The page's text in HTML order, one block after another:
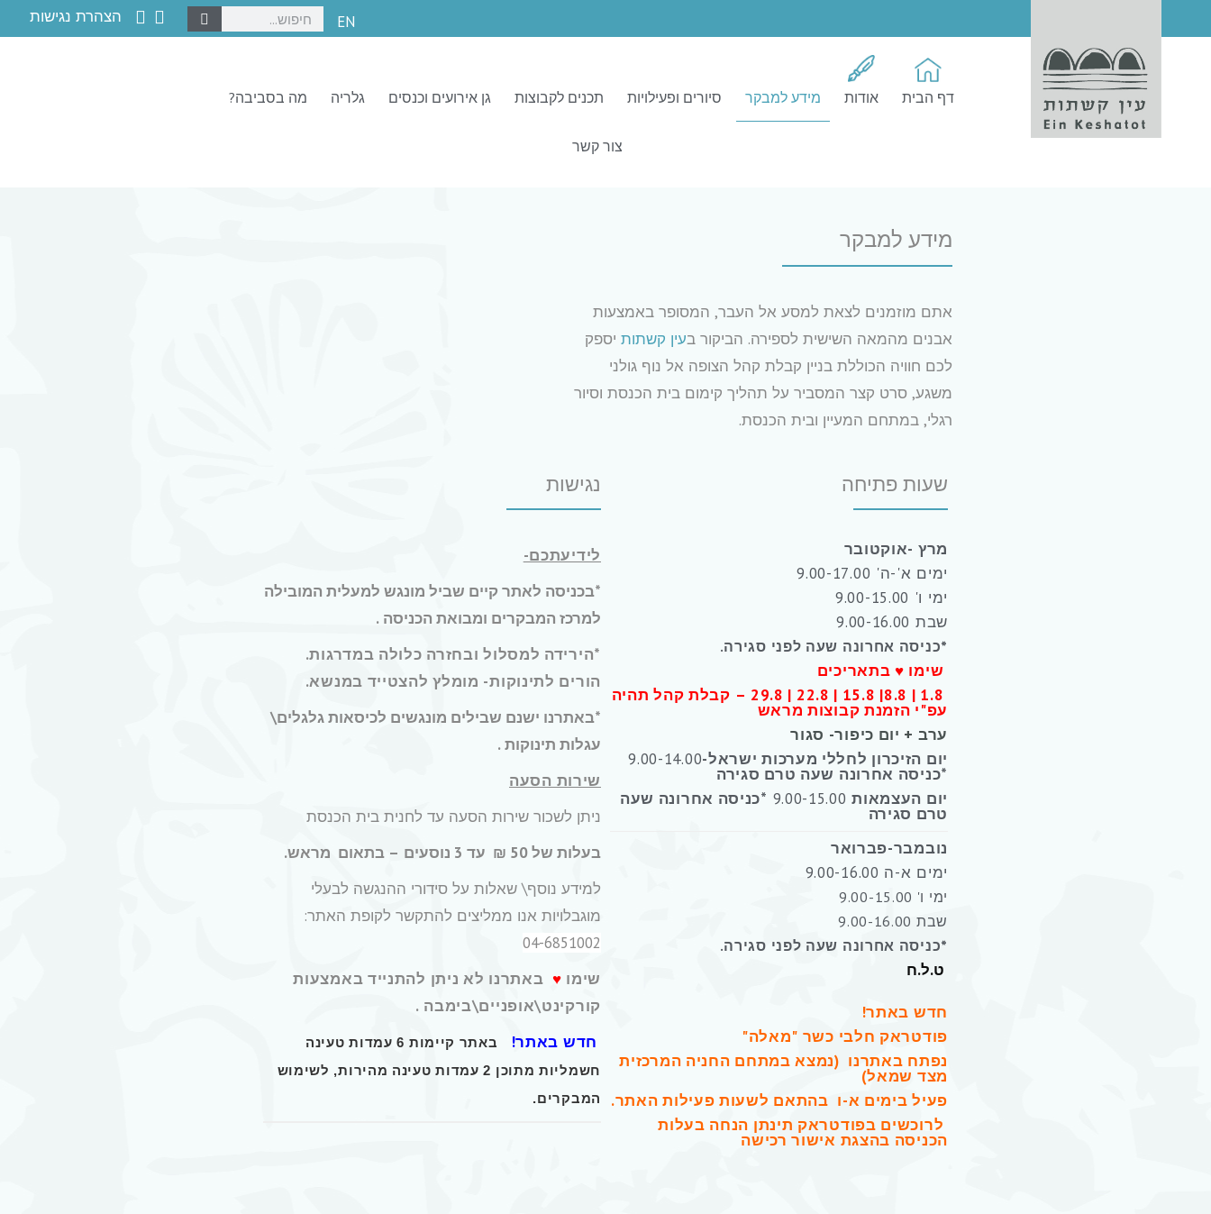
EN הצהרת נגישות
דף הבית אודות מידע למבקר סיורים ופעילויות תכנים לקבוצות גן אירועים וכנסים גלריה מה בסביבה?
צור קשר
מידע למבקר
אתם מוזמנים לצאת למסע אל העבר, המסופר באמצעות
אבנים מהמאה השישית לספירה. הביקור בעין קשתות יספק
לכם חוויה הכוללת בניין קבלת קהל הצופה אל נוף גולני
משגע, סרט קצר המסביר על תהליך קימום בית הכנסת וסיור
רגלי, במתחם המעיין ובית הכנסת.
שעות פתיחה
מרץ -אוקטובר
ימים א'-ה' 9.00-17.00
ימי ו' 9.00-15.00
שבת 9.00-16.00
*כניסה אחרונה שעה לפני סגירה.
שימו ♥ בתאריכים
1.8 | 8.8| 15.8 | 22.8 | 29.8 – קבלת קהל תהיה
עפ"י הזמנת קבוצות מראש
ערב + יום כיפור- סגור
יום הזיכרון לחללי מערכות ישראל-9.00-14.00
*כניסה אחרונה שעה טרם סגירה
יום העצמאות9.00-15.00 *כניסה אחרונה שעה
טרם סגירה
נובמבר-פברואר
ימים א-ה 9.00-16.00
ימי ו' 9.00-15.00
שבת 9.00-16.00
*כניסה אחרונה שעה לפני סגירה.
ט.ל.ח
חדש באתר!
פודטראק חלבי כשר "מאלה"
נפתח באתרנו (נמצא במתחם החניה המרכזית
מצד שמאל)
פעיל בימים א-ו בהתאם לשעות פעילות האתר.
לרוכשים בפודטראק תינתן הנחה בעלות
הכניסה בהצגת אישור רכישה
נגישות
לידיעתכם-
*בכניסה לאתר קיים שביל מונגש למעלית המובילה
למרכז המבקרים ומבואת הכניסה .
*הירידה למסלול ובחזרה כלולה במדרגות.
הורים לתינוקות- מומלץ להצטייד במנשא.
*באתרנו ישנם שבילים מונגשים לכיסאות גלגלים\
עגלות תינוקות .
שירות הסעה
ניתן לשכור שירות הסעה עד לחנית בית הכנסת
בעלות של 50 ₪ עד 3 נוסעים
– בתאום מראש.
למידע נוסף\ שאלות על סידורי ההנגשה לבעלי
מוגבלויות אנו ממליצים להתקשר לקופת האתר:
04-6851002
שימו ♥ באתרנו לא ניתן להתנייד באמצעות
קורקינט\אופניים\בימבה .
חדש באתר!
באתר קיימות 6 עמדות טעינה
חשמליות
מתוכן 2 עמדות טעינה מהירות, לשימוש
המבקרים.